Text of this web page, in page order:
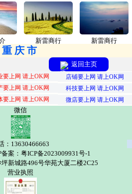
新雷商行 新雷商行
重庆市
返回主页
要上网 请上OK网
店铺要上网 请上OK网
要上网 请上OK网
科技要上网 请上OK网
要上网 请上OK网 微店要上网 请上OK网
微信
：13630466663
案：粤ICP备2023009931号-1
新城路496号华苑大厦二楼2C25
营业执照